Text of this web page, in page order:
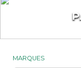
MARQUES